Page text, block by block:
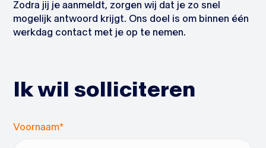
Zodra jij je aanmeldt, zorgen wij dat je zo snel
mogelijk antwoord krijgt. Ons doel is om binnen één
werkdag contact met je op te nemen.
Ik wil solliciteren
Voornaam*